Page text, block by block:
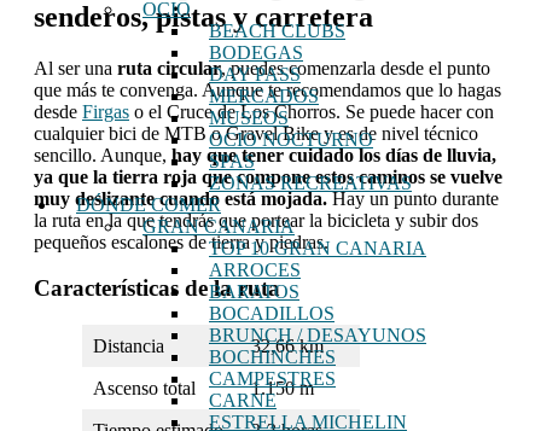
OCIO
BEACH CLUBS
BODEGAS
DAY PASS
MERCADOS
MUSEOS
OCIO NOCTURNO
SPAS
ZONAS RECREATIVAS
DÓNDE COMER
GRAN CANARIA
TOP 10 GRAN CANARIA
ARROCES
BARATOS
BOCADILLOS
BRUNCH / DESAYUNOS
BOCHINCHES
CAMPESTRES
CARNE
ESTRELLA MICHELIN
senderos, pistas y carretera
Al ser una ruta circular, puedes comenzarla desde el punto
que más te convenga. Aunque te recomendamos que lo hagas
desde Firgas o el Cruce de Los Chorros. Se puede hacer con
cualquier bici de MTB o Gravel Bike y es de nivel técnico
sencillo. Aunque, hay que tener cuidado los días de lluvia,
ya que la tierra roja que compone estos caminos se vuelve
muy deslizante cuando está mojada.Hay un punto durante
la ruta en la que tendrás que portear la bicicleta y subir dos
pequeños escalones de tierra y piedras.
Características de la ruta
Distancia 32,66 km
Ascenso total 1.150 m